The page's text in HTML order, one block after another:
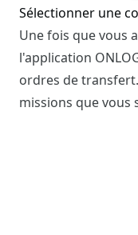
Sélectionner une
Une fois que vous
l'application
ordres de
missions que vous